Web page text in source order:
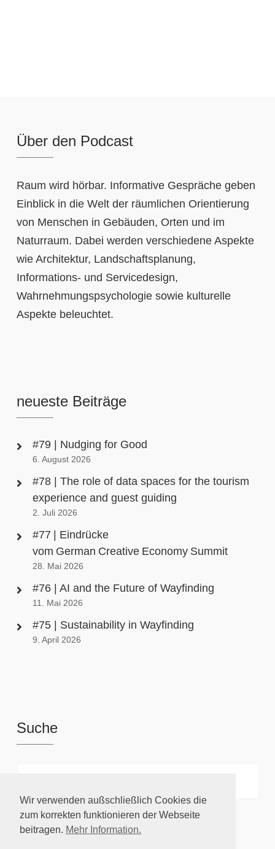
Über den Podcast
Raum wird hörbar. Informative Gespräche geben
Einblick in die Welt der räumlichen Orientierung
von Menschen in Gebäuden, Orten und im
Naturraum. Dabei werden verschiedene Aspekte
wie Architektur, Landschaftsplanung,
Informations- und Servicedesign,
Wahrnehmungspsychologie sowie kulturelle
Aspekte beleuchtet.
neueste Beiträge
#79 | Nudging for Good
6. August 2026
#78 | The role of data spaces for the tourism
experience and guest guiding
2. Juli 2026
#77 | Eindrücke
vom German Creative Economy Summit
28. Mai 2026
#76 | AI and the Future of Wayfinding
11. Mai 2026
#75 | Sustainability in Wayfinding
9. April 2026
Suche
Wir verwenden außschließlich Cookies die
zum korrekten funktionieren der Webseite
beitragen. Mehr Information.